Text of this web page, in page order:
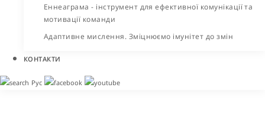
Еннеаграма - інструмент для ефективної комунікації та
мотивації команди
Адаптивне мислення. Зміцнюємо імунітет до змін
КОНТАКТИ
Рус